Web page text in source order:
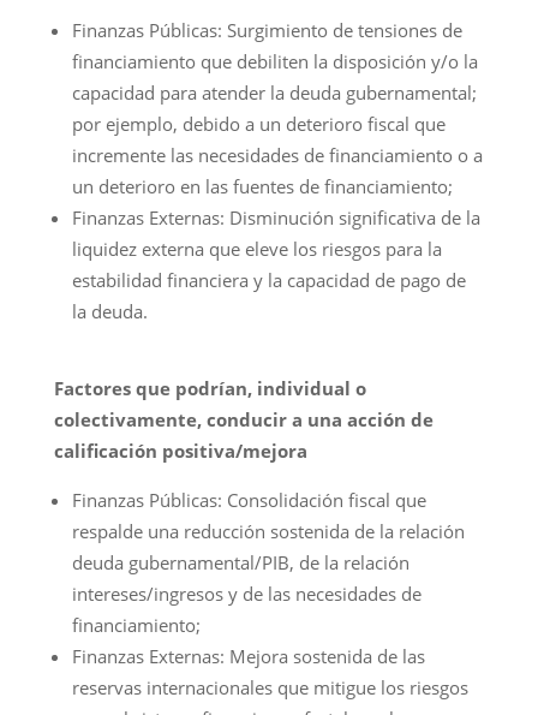
Finanzas Públicas: Surgimiento de tensiones de
financiamiento que debiliten la disposición y/o la
capacidad para atender la deuda gubernamental;
por ejemplo, debido a un deterioro fiscal que
incremente las necesidades de financiamiento o a
un deterioro en las fuentes de financiamiento;
Finanzas Externas: Disminución significativa de la
liquidez externa que eleve los riesgos para la
estabilidad financiera y la capacidad de pago de
la deuda.
Factores que podrían, individual o
colectivamente, conducir a una acción de
calificación positiva/mejora
Finanzas Públicas: Consolidación fiscal que
respalde una reducción sostenida de la relación
deuda gubernamental/PIB, de la relación
intereses/ingresos y de las necesidades de
financiamiento;
Finanzas Externas: Mejora sostenida de las
reservas internacionales que mitigue los riesgos